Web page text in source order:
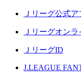
Ｊリーグ公式ア
Ｊリーグオン
ＪリーグID
J.LEAGUE